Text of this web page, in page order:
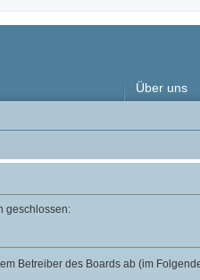
Über uns
geschlossen:
Betreiber des Boards ab (im